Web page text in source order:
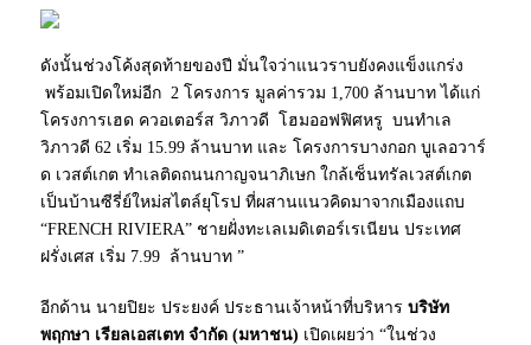
ดังนั้นช่วงโค้งสุดท้ายของปี มั่นใจว่าแนวราบยังคงแข็งแกร่ง
พร้อมเปิดใหม่อีก 2 โครงการ มูลค่ารวม 1,700 ล้านบาท ได้แก่
โครงการเฮด ควอเตอร์ส วิภาวดี โฮมออฟฟิศหรู บนทำเล
วิภาวดี 62 เริ่ม 15.99 ล้านบาท และ โครงการบางกอก บูเลอวาร์
ด เวสต์เกต ทำเลติดถนนกาญจนาภิเษก ใกล้เซ็นทรัลเวสต์เกต
เป็นบ้านซีรี่ย์ใหม่สไตล์ยุโรป ที่ผสานแนวคิดมาจากเมืองแถบ
“FRENCH RIVIERA” ชายฝั่งทะเลเมดิเตอร์เรเนียน ประเทศ
ฝรั่งเศส เริ่ม 7.99 ล้านบาท ”
อีกด้าน นายปิยะ ประยงค์ ประธานเจ้าหน้าที่บริหาร บริษัท
พฤกษา เรียลเอสเตท จำกัด (มหาชน) เปิดเผยว่า “ในช่วง